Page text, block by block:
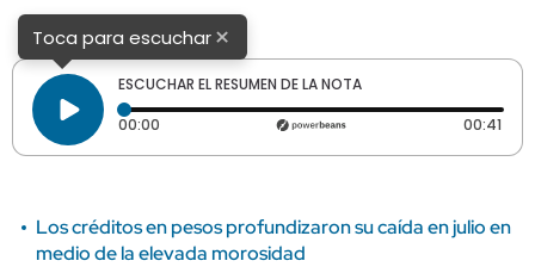
Toca para escuchar×
ESCUCHAR EL RESUMEN DE LA NOTA
00:00 Tiempo transcurrido: 0 segundos 00:41
Los créditos en pesos profundizaron su caída en julio en
medio de la elevada morosidad